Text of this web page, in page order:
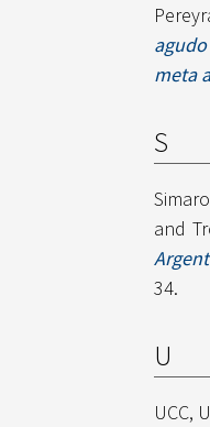
meta
S
and
34.
U
UCC,